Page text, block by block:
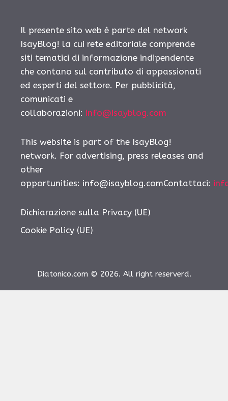
Il presente sito web è parte del network
IsayBlog! la cui rete editoriale comprende
siti tematici di informazione indipendente
che contano sul contributo di appassionati
ed esperti del settore. Per pubblicità,
comunicati e
collaborazioni: info@isayblog.com
This website is part of the IsayBlog!
network. For advertising, press releases and
other
opportunities: info@isayblog.comContattaci:
Dichiarazione sulla Privacy (UE)
Cookie Policy (UE)
Diatonico.com © 2026. All right reserverd.